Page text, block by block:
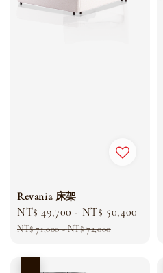
Revania 床架
Sale
price
NT$ 49,700 - NT$ 50,400
NT$ 71,000-NT$ 72,000